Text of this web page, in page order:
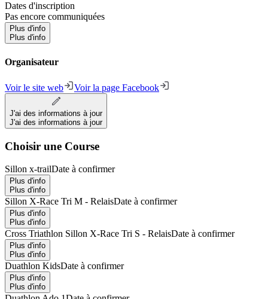
Dates d'inscription
Pas encore communiquées
Plus d'info
Plus d'info
Organisateur
Voir le site web Voir la page Facebook
J'ai des informations à jour
J'ai des informations à jour
Choisir une Course
Sillon x-trailDate à confirmer
Plus d'info
Plus d'info
Sillon X-Race Tri M - RelaisDate à confirmer
Plus d'info
Plus d'info
Cross Triathlon Sillon X-Race Tri S - RelaisDate à confirmer
Plus d'info
Plus d'info
Duathlon KidsDate à confirmer
Plus d'info
Plus d'info